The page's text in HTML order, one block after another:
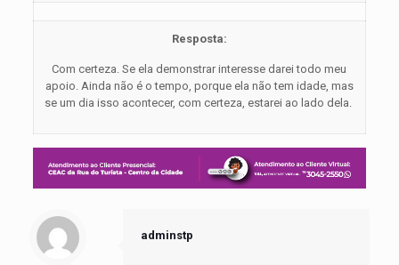
Resposta:
Com certeza. Se ela demonstrar interesse darei todo meu
apoio. Ainda não é o tempo, porque ela não tem idade, mas
se um dia isso acontecer, com certeza, estarei ao lado dela.
adminstp